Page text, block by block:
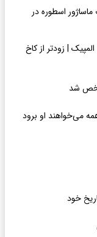
اسطوره در
| زودتر از کاخ
شد
می‌خواهند او برود
خود